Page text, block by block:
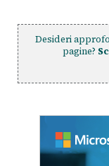
Desideri
pagine?